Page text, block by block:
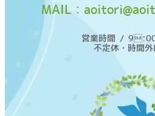
MAIL：
営業時間 /
不定休・時間